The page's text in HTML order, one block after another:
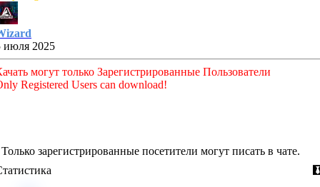
июля 2025
могут только Зарегистрированные Пользователи
Registered Users can download!
Только зарегистрированные посетители могут писать в чате.